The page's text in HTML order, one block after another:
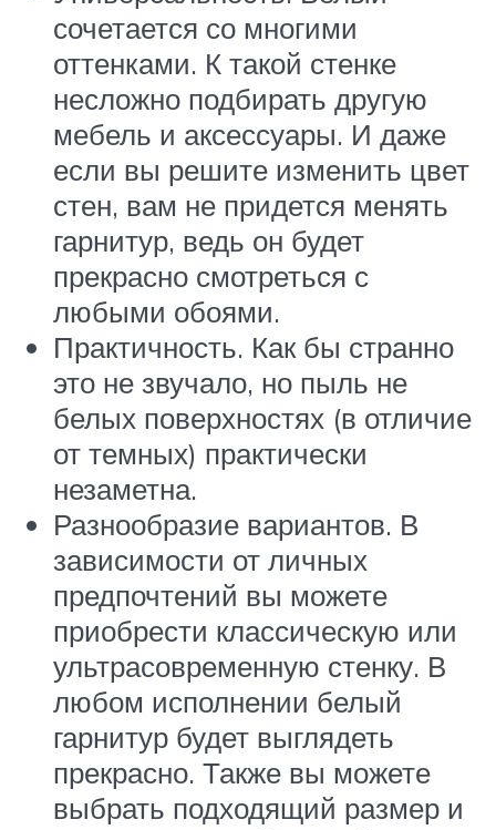
сочетается со многими
оттенками. К такой стенке
несложно подбирать другую
мебель и аксессуары. И даже
если вы решите изменить цвет
стен, вам не придется менять
гарнитур, ведь он будет
прекрасно смотреться с
любыми обоями.
Практичность. Как бы странно
это не звучало, но пыль не
белых поверхностях (в отличие
от темных) практически
незаметна.
Разнообразие вариантов. В
зависимости от личных
предпочтений вы можете
приобрести классическую или
ультрасовременную стенку. В
любом исполнении белый
гарнитур будет выглядеть
прекрасно. Также вы можете
выбрать подходящий размер и